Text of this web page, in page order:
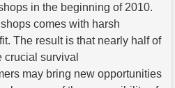
in the beginning of 2010.
comes with harsh
The result is that nearly half of
survival
may bring new opportunities